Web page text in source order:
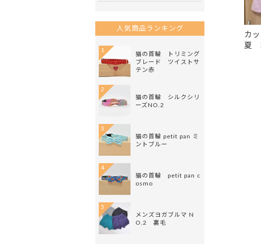
カ
夏
人気商品ランキング
猫の首輪 トリミング
ブレード ツイストサ
テン赤
1
猫の首輪 シルクシリ
ーズNO.2
2
猫の首輪 petit pan ミ
ントブルー
3
猫の首輪 petit pan c
osmo
4
メンズヨガブルマ N
O.2 裏毛
5